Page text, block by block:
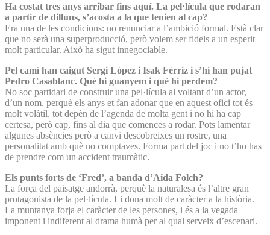
Ha costat tres anys arribar fins aquí. La pel·lícula que rodaran
a partir de dilluns, s’acosta a la que tenien al cap?
Era una de les condicions: no renunciar a l’ambició formal. Està clar
que no serà una superproducció, però volem ser fidels a un esperit
molt particular. Això ha sigut innegociable.
Pel camí han caigut Sergi López i Isak Férriz i s’hi han pujat
Pedro Casablanc. Què hi guanyem i què hi perdem?
No soc partidari de construir una pel·lícula al voltant d’un actor,
d’un nom, perquè els anys et fan adonar que en aquest ofici tot és
molt volàtil, tot depèn de l’agenda de molta gent i no hi ha cap
certesa, però cap, fins al dia que comences a rodar. Pots lamentar
algunes absències però a canvi descobreixes un rostre, una
personalitat amb què no comptaves. Forma part del joc i no t’ho has
de prendre com un accident traumàtic.
Els punts forts de ‘Fred’, a banda d’Aida Folch?
La força del paisatge andorrà, perquè la naturalesa és l’altre gran
protagonista de la pel·lícula. Li dona molt de caràcter a la història.
La muntanya forja el caràcter de les persones, i és a la vegada
imponent i indiferent al drama humà per al qual serveix d’escenari.